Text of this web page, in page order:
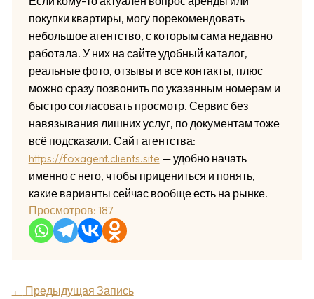
покупки квартиры, могу порекомендовать
небольшое агентство, с которым сама недавно
работала. У них на сайте удобный каталог,
реальные фото, отзывы и все контакты, плюс
можно сразу позвонить по указанным номерам и
быстро согласовать просмотр. Сервис без
навязывания лишних услуг, по документам тоже
всё подсказали. Сайт агентства:
https://foxagent.clients.site — удобно начать
именно с него, чтобы прицениться и понять,
какие варианты сейчас вообще есть на рынке.
Просмотров: 187
← Предыдущая Запись